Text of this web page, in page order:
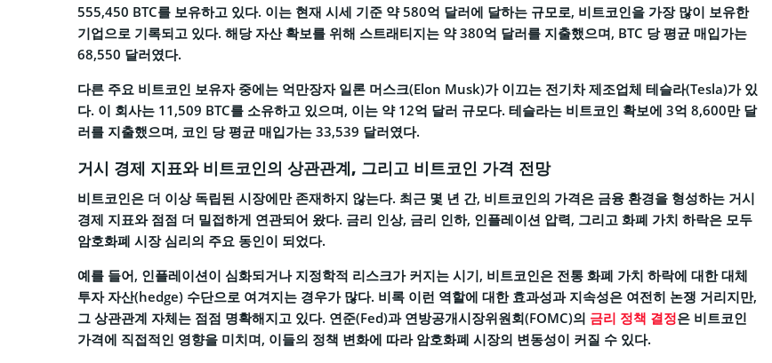
555,450 BTC를 보유하고 있다. 이는 현재 시세 기준 약 580억 달러에 달하는 규모로, 비트코인을 가장 많이 보유한
기업으로 기록되고 있다. 해당 자산 확보를 위해 스트래티지는 약 380억 달러를 지출했으며, BTC 당 평균 매입가는
68,550 달러였다.
다른 주요 비트코인 보유자 중에는 억만장자 일론 머스크(Elon Musk)가 이끄는 전기차 제조업체 테슬라(Tesla)가 있
다. 이 회사는 11,509 BTC를 소유하고 있으며, 이는 약 12억 달러 규모다. 테슬라는 비트코인 확보에 3억 8,600만 달
러를 지출했으며, 코인 당 평균 매입가는 33,539 달러였다.
거시 경제 지표와 비트코인의 상관관계, 그리고 비트코인 가격 전망
비트코인은 더 이상 독립된 시장에만 존재하지 않는다. 최근 몇 년 간, 비트코인의 가격은 금융 환경을 형성하는 거시
경제 지표와 점점 더 밀접하게 연관되어 왔다. 금리 인상, 금리 인하, 인플레이션 압력, 그리고 화폐 가치 하락은 모두
암호화폐 시장 심리의 주요 동인이 되었다.
예를 들어, 인플레이션이 심화되거나 지정학적 리스크가 커지는 시기, 비트코인은 전통 화폐 가치 하락에 대한 대체
투자 자산(hedge) 수단으로 여겨지는 경우가 많다. 비록 이런 역할에 대한 효과성과 지속성은 여전히 논쟁 거리지만,
그 상관관계 자체는 점점 명확해지고 있다. 연준(Fed)과 연방공개시장위원회(FOMC)의 금리 정책 결정은 비트코인
가격에 직접적인 영향을 미치며, 이들의 정책 변화에 따라 암호화폐 시장의 변동성이 커질 수 있다.